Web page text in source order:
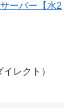
ーバー【水2
レクト）